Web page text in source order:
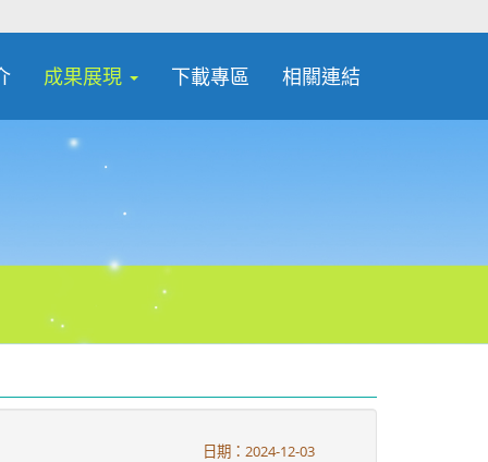
成果展現 下載專區 相關連結
日期：2024-12-03